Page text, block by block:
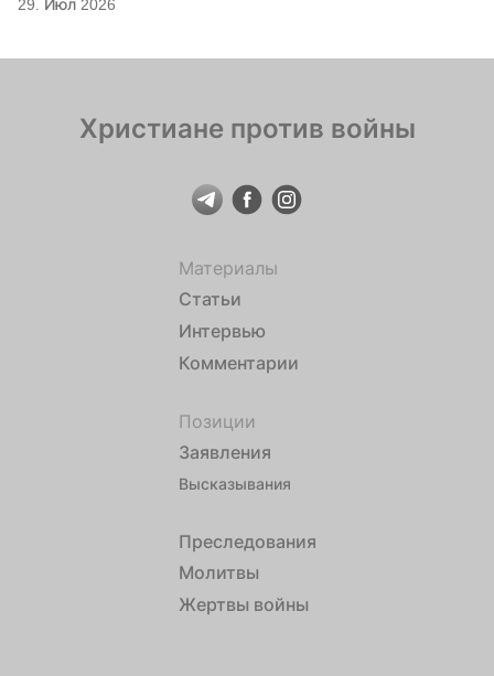
29. Июл 2026
Христиане против войны
Материалы
Статьи
Интервью
Комментарии
Позиции
Заявления
Высказывания
Преследования
Молитвы
Жертвы войны